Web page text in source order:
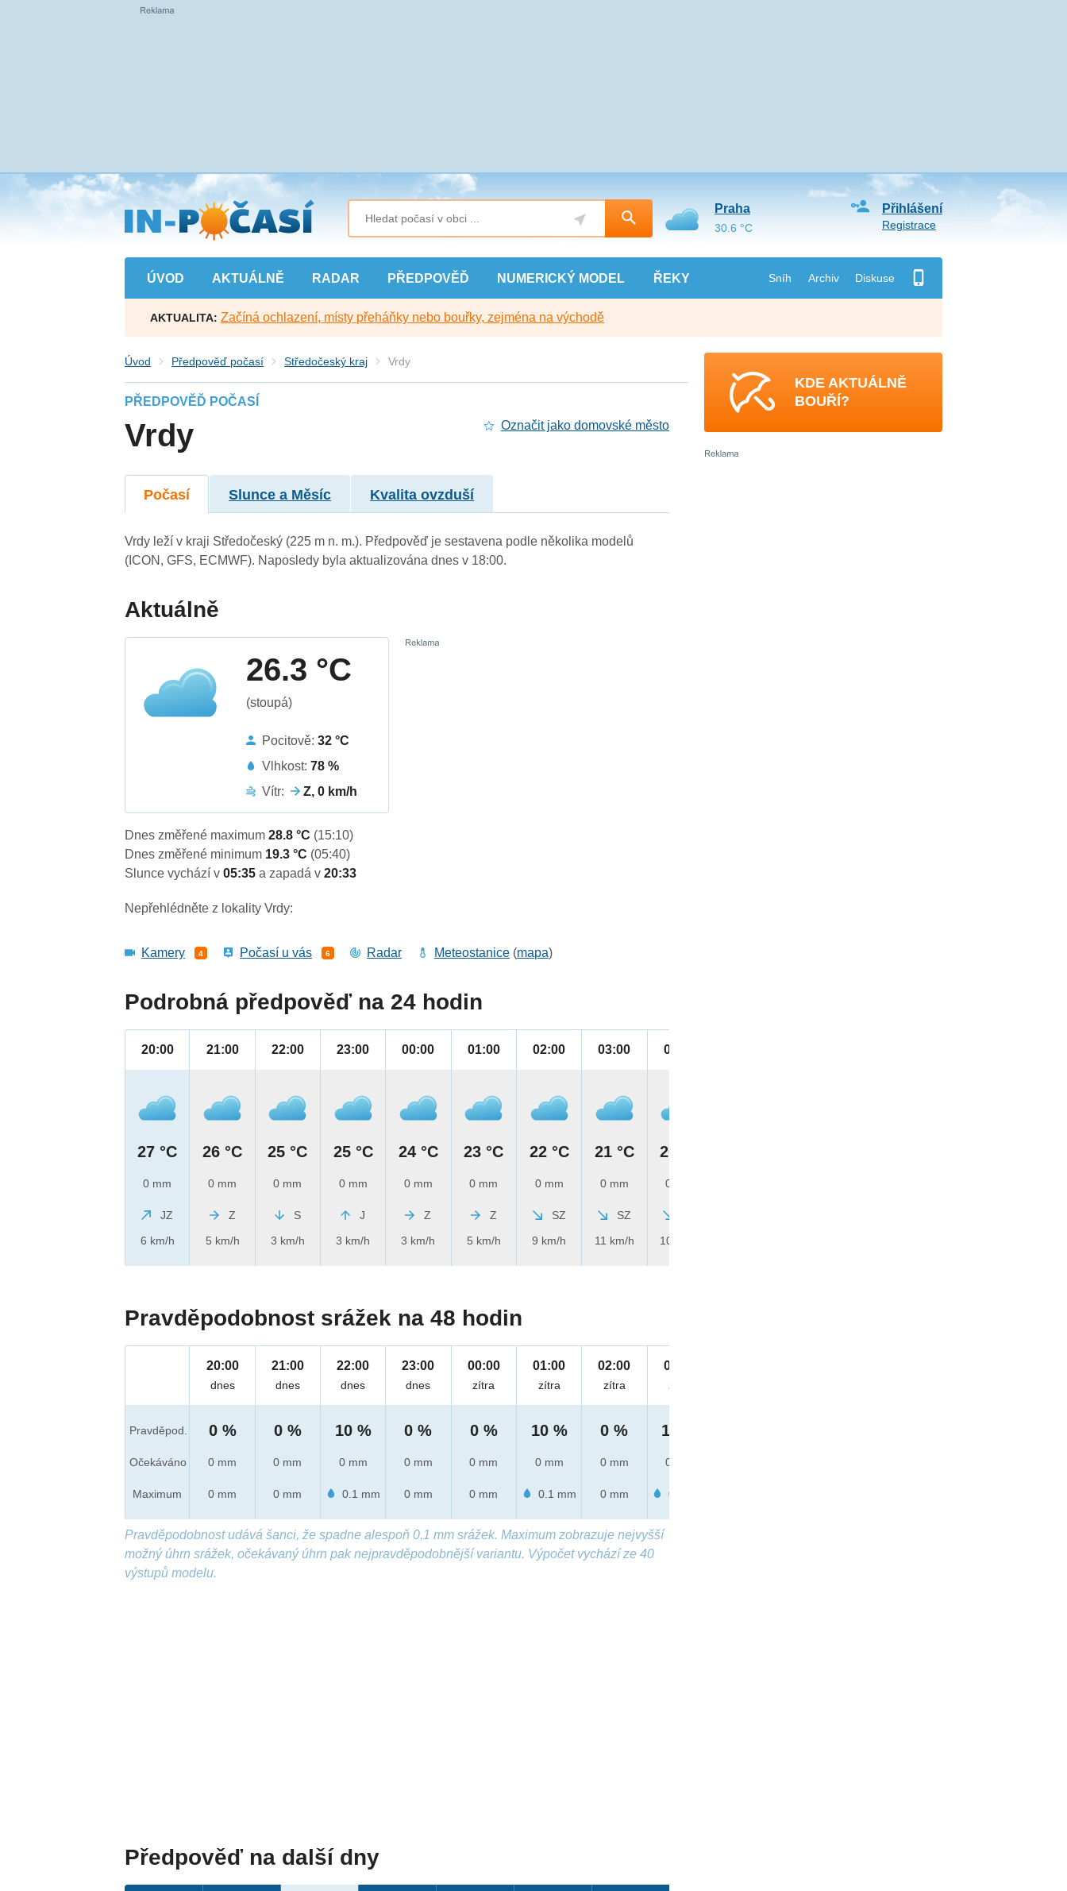
Přejít
na
hlavní
obsah
ÚVOD AKTUÁLNĚ RADAR PŘEDPOVĚĎ NUMERICKÝ MODEL ŘEKY Sníh Archiv Diskuse
Přihlášení
Registrace
Praha
30.6 °C
AKTUALITA: Začíná ochlazení, místy přeháňky nebo bouřky, zejména na východě
Úvod Předpověď počasí Středočeský kraj Vrdy
PŘEDPOVĚĎ POČASÍ
Vrdy Označit jako domovské město
Počasí Slunce a Měsíc Kvalita ovzduší
Vrdy leží v kraji Středočeský (225 m n. m.). Předpověď je sestavena podle několika modelů
(ICON, GFS, ECMWF). Naposledy byla aktualizována dnes v 18:00.
Aktuálně
26.3 °C
(stoupá)
Pocitově:32 °C
Vlhkost:78 %
Vítr:
Z, 0 km/h
Dnes změřené maximum28.8 °C (15:10)
Dnes změřené minimum 19.3 °C (05:40)
Slunce vychází v05:35a zapadá v20:33
Nepřehlédněte z lokality Vrdy:
Kamery 4 Počasí u vás 6 Radar Meteostanice (mapa)
Podrobná předpověď na 24 hodin
20:00
27 °C
0 mm
JZ
6 km/h
21:00
26 °C
0 mm
Z
5 km/h
22:00
25 °C
0 mm
S
3 km/h
23:00
25 °C
0 mm
J
3 km/h
00:00
24 °C
0 mm
Z
3 km/h
01:00
23 °C
0 mm
Z
5 km/h
02:00
22 °C
0 mm
SZ
9 km/h
03:00
21 °C
0 mm
SZ
11 km/h
04:00
20 °C
0 mm
10 km/h
Pravděpodobnost srážek na 48 hodin
Pravděpod.
Očekáváno
Maximum
20:00
dnes
0 %
0 mm
0 mm
21:00
dnes
0 %
0 mm
0 mm
22:00
dnes
10 %
0 mm
0.1 mm
23:00
dnes
0 %
0 mm
0 mm
00:00
zítra
0 %
0 mm
0 mm
01:00
zítra
10 %
0 mm
0.1 mm
02:00
zítra
0 %
0 mm
0 mm
03:00
zítra
10 %
0 mm
0.9 mm
Pravděpodobnost udává šanci, že spadne alespoň 0,1 mm srážek. Maximum zobrazuje nejvyšší
možný úhrn srážek, očekávaný úhrn pak nejpravděpodobnější variantu. Výpočet vychází ze 40
výstupů modelu.
Předpověď na další dny
KDE AKTUÁLNĚ
BOUŘÍ?